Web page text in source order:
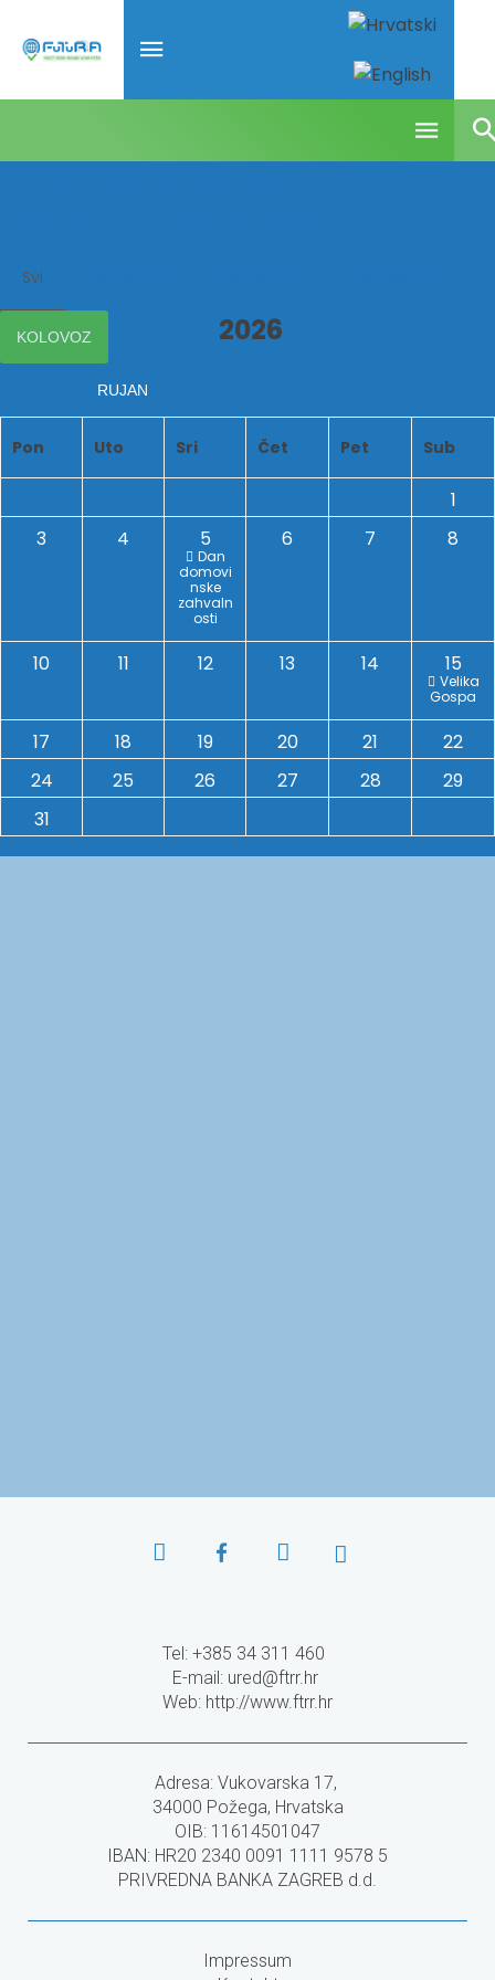
Svi
KOLOVOZ 2026
RUJAN
Pon Uto Sri Čet Pet Sub
1
3
4 5
Dan
domovi
nske
zahvaln
osti
6 7 8
10 11 12 13 14 15
Velika
Gospa
17 18 19 20 21
22
24
25 26 27 28
29
31
Tel: +385 34 311 460
E-mail: ured@ftrr.hr
Web: http://www.ftrr.hr
Adresa: Vukovarska 17,
34000 Požega, Hrvatska
OIB: 11614501047
IBAN: HR20 2340 0091 1111 9578 5
PRIVREDNA BANKA ZAGREB d.d.
Impressum